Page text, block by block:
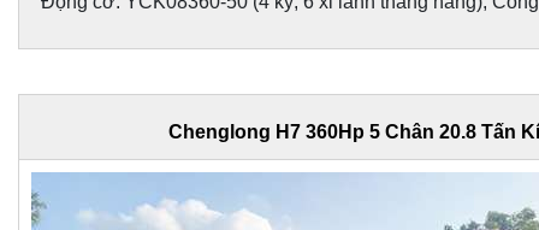
Chenglong H7 360Hp 5 Chân 20.8 Tấn